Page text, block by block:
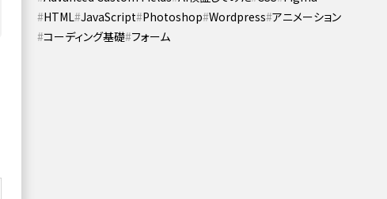
HTML JavaScript Photoshop Wordpress アニメーション
コーディング基礎 フォーム